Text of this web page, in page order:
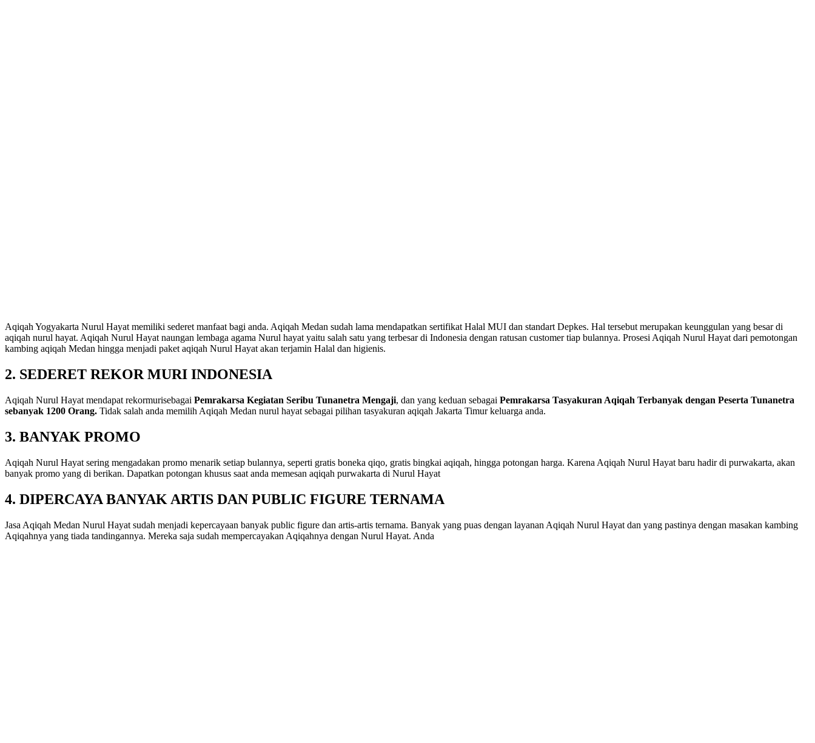
Aqiqah Yogyakarta Nurul Hayat memiliki sederet manfaat bagi anda. Aqiqah Medan sudah lama mendapatkan sertifikat Halal MUI dan standart Depkes. Hal tersebut merupakan keunggulan yang besar di
aqiqah nurul hayat. Aqiqah Nurul Hayat naungan lembaga agama Nurul hayat yaitu salah satu yang terbesar di Indonesia dengan ratusan customer tiap bulannya. Prosesi Aqiqah Nurul Hayat dari pemotongan
kambing aqiqah Medan hingga menjadi paket aqiqah Nurul Hayat akan terjamin Halal dan higienis.
2. SEDERET REKOR MURI INDONESIA
Aqiqah Nurul Hayat mendapat rekormurisebagai Pemrakarsa Kegiatan Seribu Tunanetra Mengaji, dan yang keduan sebagai Pemrakarsa Tasyakuran Aqiqah Terbanyak dengan Peserta Tunanetra
sebanyak 1200 Orang. Tidak salah anda memilih Aqiqah Medan nurul hayat sebagai pilihan tasyakuran aqiqah Jakarta Timur keluarga anda.
3. BANYAK PROMO
Aqiqah Nurul Hayat sering mengadakan promo menarik setiap bulannya, seperti gratis boneka qiqo, gratis bingkai aqiqah, hingga potongan harga. Karena Aqiqah Nurul Hayat baru hadir di purwakarta, akan
banyak promo yang di berikan. Dapatkan potongan khusus saat anda memesan aqiqah purwakarta di Nurul Hayat
4. DIPERCAYA BANYAK ARTIS DAN PUBLIC FIGURE TERNAMA
Jasa Aqiqah Medan Nurul Hayat sudah menjadi kepercayaan banyak public figure dan artis-artis ternama. Banyak yang puas dengan layanan Aqiqah Nurul Hayat dan yang pastinya dengan masakan kambing
Aqiqahnya yang tiada tandingannya. Mereka saja sudah mempercayakan Aqiqahnya dengan Nurul Hayat. Anda